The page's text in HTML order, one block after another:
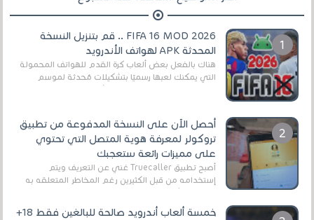
FIFA 16 MOD 2026 .. قم بتنزيل النسخة
المحدثة APK لهواتف الأندرويد
هناك بالفعل بعض ألعاب كرة القدم للهواتف المحمولة
التي يمكنك لعبها رسميًا بتشكيلات مُحدثة لموسم
أحصل الآن على النسخة المدفوعة من تطبيق
تروكولر لمعرفة هوية المتصل التي تحتوي
على مميزات رائعة ستعجبك
أصبح تطبيق Truecaller غني عن التعريف ويتم
إستخدامه من قبل الكثيرين رغم المخاطر المتعلقه به
خمسة ألعاب أندرويد صالحة للبالغين فقط 18+